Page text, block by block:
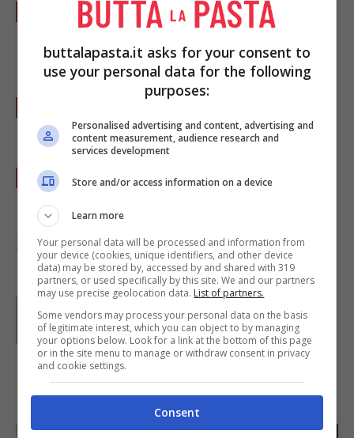
Lessate la pasta in abbondante acqua salata,
scolare e ripassatela nel tegame con le
verdure.
Spolverizzate con parmigiano grattugiato a
piacere.
Poi servite in fondine individuali con una
Foto diturncoat tendrils
IN PRIMO PIANO
buttalapasta.it asks for your consent to
use your personal data for the following
purposes:
Personalised advertising and content, advertising and
content measurement, audience research and
services development
Store and/or access information on a device
Learn more
Your personal data will be processed and information from
your device (cookies, unique identifiers, and other device
data) may be stored by, accessed by and shared with 319
partners, or used specifically by this site. We and our partners
may use precise geolocation data. List of partners.
Some vendors may process your personal data on the basis
of legitimate interest, which you can object to by managing
your options below. Look for a link at the bottom of this page
or in the site menu to manage or withdraw consent in privacy
and cookie settings.
Consent